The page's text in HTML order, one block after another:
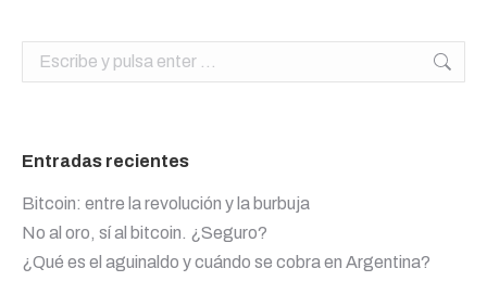
Buscar:
Entradas recientes
Bitcoin: entre la revolución y la burbuja
No al oro, sí al bitcoin. ¿Seguro?
¿Qué es el aguinaldo y cuándo se cobra en Argentina?